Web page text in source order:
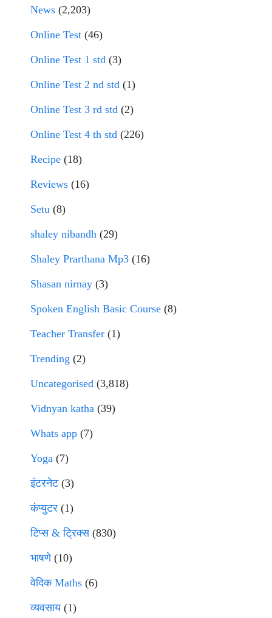
News (2,203)
Online Test (46)
Online Test 1 std (3)
Online Test 2 nd std (1)
Online Test 3 rd std (2)
Online Test 4 th std (226)
Recipe (18)
Reviews (16)
Setu (8)
shaley nibandh (29)
Shaley Prarthana Mp3 (16)
Shasan nirnay (3)
Spoken English Basic Course (8)
Teacher Transfer (1)
Trending (2)
Uncategorised (3,818)
Vidnyan katha (39)
Whats app (7)
Yoga (7)
इंटरनेट(3)
कंप्युटर (1)
टिप्स & ट्रिक्स(830)
भाषणे(10)
वेदिक Maths (6)
व्यवसाय(1)